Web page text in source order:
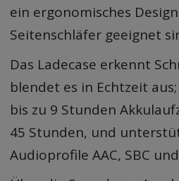
ein ergonomisches
Seitenschläfer geeignet
Das Ladecase erkennt
blendet es in Echtzeit
bis zu 9 Stunden
45 Stunden, und
Audioprofile AAC, SBC und